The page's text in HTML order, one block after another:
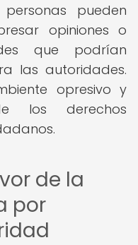
pueden
opiniones o
que podrían
las autoridades.
opresivo y
los derechos
de la
por